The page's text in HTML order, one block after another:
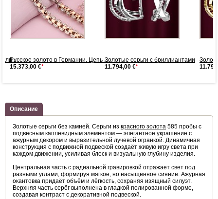
Русское золото в Германии. Цепь ...
15.373,00 €*
Золотые серьги с бриллиантами
11.794,00 €*
Описание
Золотые серьги без камней. Серьги из красного золота 585 пробы с
подвесным каплевидным элементом — элегантное украшение с
ажурным декором и выразительной лучевой огранкой. Динамичная
конструкция с подвижной подвеской создаёт живую игру света при
каждом движении, усиливая блеск и визуальную глубину изделия.
Центральная часть с радиальной гравировкой отражает свет под
разными углами, формируя мягкое, но насыщенное сияние. Ажурная
окантовка придаёт объём и лёгкость, сохраняя изящный силуэт.
Верхняя часть серёг выполнена в гладкой полированной форме,
создавая контраст с декоративной подвеской.